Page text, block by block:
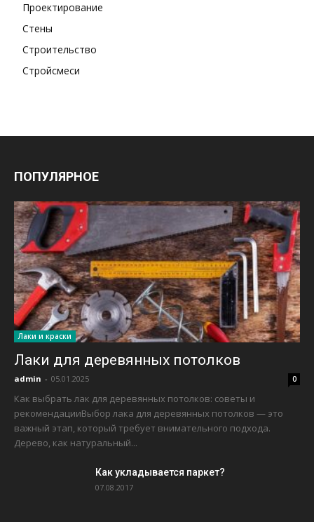
Проектирование
Стены
Строительство
Стройсмеси
ПОПУЛЯРНОЕ
Лаки и краски
Лаки для деревянных потолков
admin - 05.01.2025 0
Как выбрать лак для деревянных потолков: советы и
рекомендацииВыбор лака для деревянных потолков — это
важный этап, который требует внимательного подхода.
Дерево, как натуральный...
Как укладывается паркет?
07.08.2017